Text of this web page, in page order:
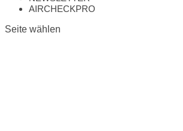
AIRCHECKPRO
Seite wählen